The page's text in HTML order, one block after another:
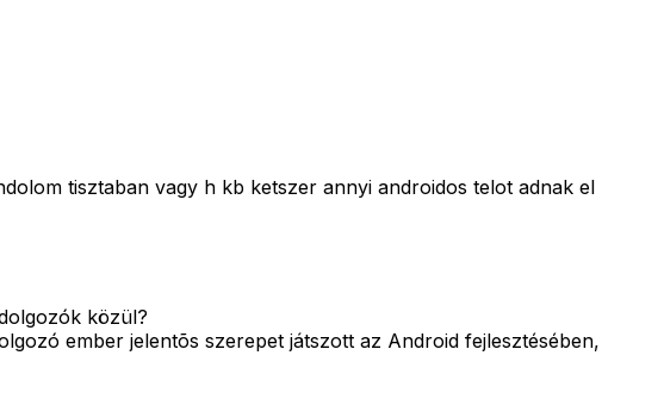
tisztaban vagy h kb ketszer annyi androidos telot adnak el
közül?
ember jelentõs szerepet játszott az Android fejlesztésében,